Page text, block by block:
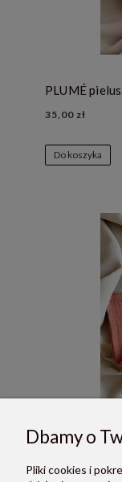
PLUMÉ
35,00 zł
Do koszyka
PLUMÉ
35,00 zł
Dbamy o
Pliki cookies i